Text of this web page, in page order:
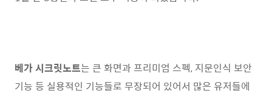
베가 시크릿노트는 큰 화면과 프리미엄 스펙, 지문인식 보안
기능 등 실용적인 기능들로 무장되어 있어서 많은 유저들에